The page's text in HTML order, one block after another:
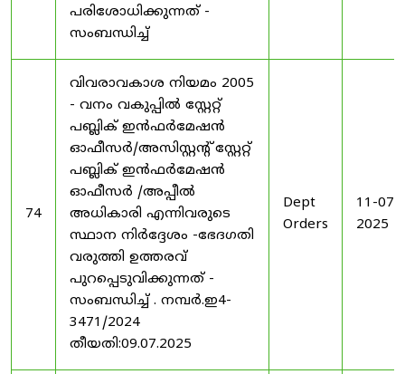
പരിശോധിക്കുന്നത് -
സംബന്ധിച്ച്
74
വിവരാവകാശ നിയമം 2005
- വനം വകുപ്പിൽ സ്റ്റേറ്റ്
പബ്ലിക് ഇൻഫർമേഷൻ
ഓഫീസർ/അസിസ്റ്റന്റ് സ്റ്റേറ്റ്
പബ്ലിക് ഇൻഫർമേഷൻ
ഓഫീസർ /അപ്പീൽ
അധികാരി എന്നിവരുടെ
സ്ഥാന നിർദ്ദേശം -ഭേദഗതി
വരുത്തി ഉത്തരവ്
പുറപ്പെടുവിക്കുന്നത് -
സംബന്ധിച്ച് . നമ്പർ.ഇ4-
3471/2024
തീയതി:09.07.2025
Dept
Orders
11-07-
2025